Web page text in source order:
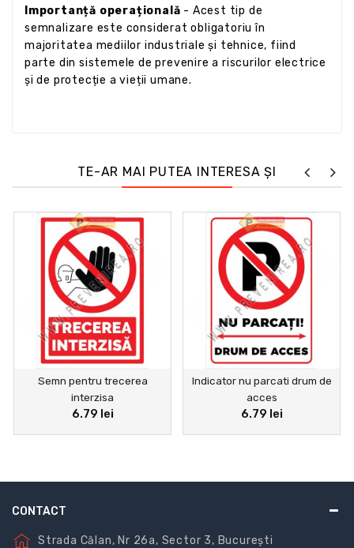
Importanță operațională - Acest tip de
semnalizare este considerat obligatoriu în
majoritatea mediilor industriale și tehnice, fiind
parte din sistemele de prevenire a riscurilor electrice
și de protecție a vieții umane.
TE-AR MAI PUTEA INTERESA ȘI
Semn pentru trecerea
interzisa
6.79 lei
Indicator nu parcati drum de
acces
6.79 lei
CONTACT
Strada Călan, Nr 26a, Sector 3, București